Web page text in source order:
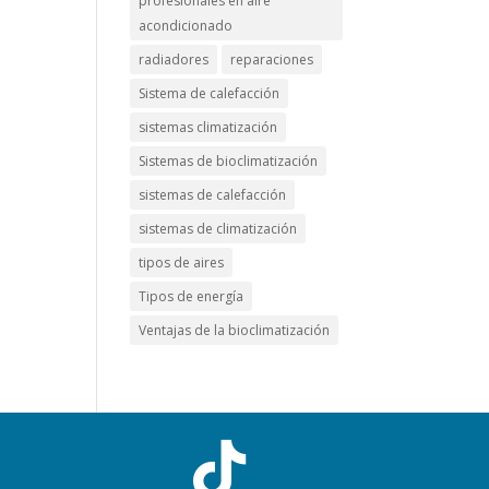
acondicionado
radiadores
reparaciones
Sistema de calefacción
sistemas climatización
Sistemas de bioclimatización
sistemas de calefacción
sistemas de climatización
tipos de aires
Tipos de energía
Ventajas de la bioclimatización
